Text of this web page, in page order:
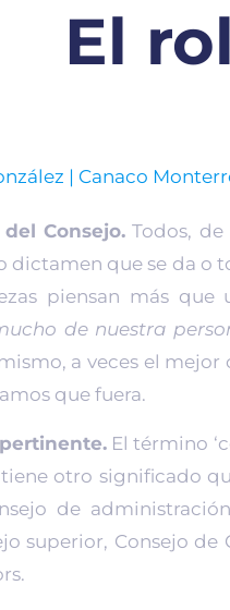
El
| Canaco
Consejo. Todos,
dictamen que se da o
piensan más
de nuestra
a veces el
que fuera.
El término
tiene otro significado
de
superior, Consejo